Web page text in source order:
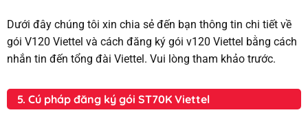
Dưới đây chúng tôi xin chia sẻ đến bạn thông tin chi tiết về
gói V120 Viettel và cách đăng ký gói v120 Viettel bằng cách
nhắn tin đến tổng đài Viettel. Vui lòng tham khảo trước.
5. Cú pháp đăng ký gói ST70K Viettel